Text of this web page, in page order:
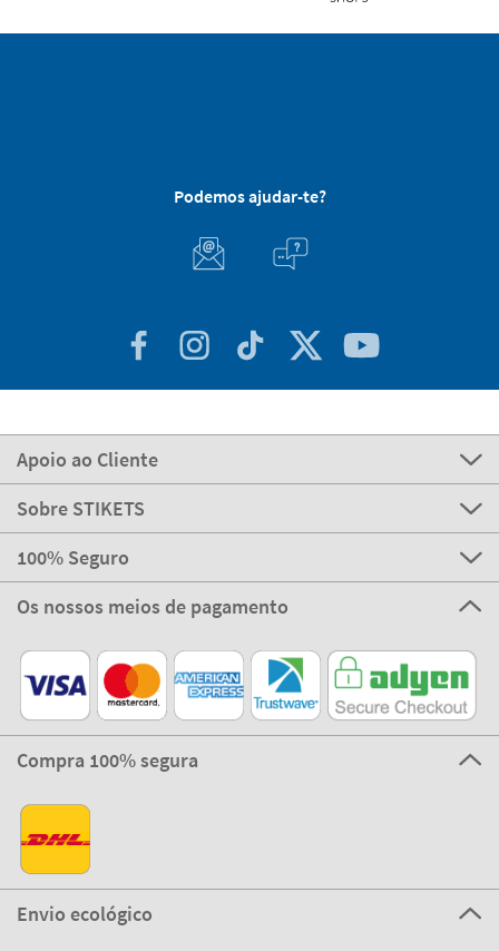
Podemos ajudar-te?
Apoio ao Cliente
Sobre STIKETS
100% Seguro
Os nossos meios de pagamento
Compra 100% segura
Envio ecológico